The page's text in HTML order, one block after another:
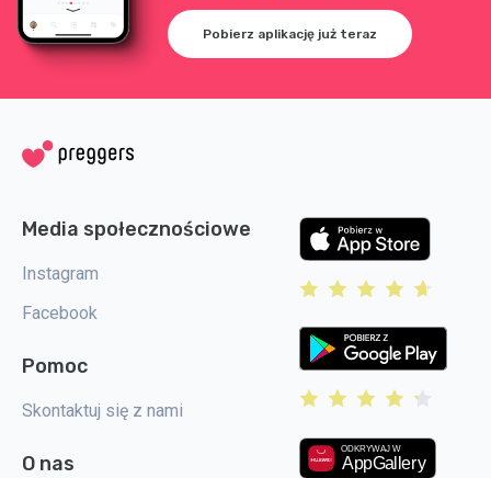
Pobierz aplikację już teraz
Media społecznościowe
Instagram
Facebook
Pomoc
Skontaktuj się z nami
O nas